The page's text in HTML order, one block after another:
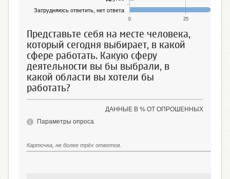
Затрудняюсь ответить, нет ответа
0 25
Представьте себя на месте человека,
который сегодня выбирает, в какой
сфере работать. Какую сферу
деятельности вы бы выбрали, в
какой области вы хотели бы
работать?
ДАННЫЕ В % ОТ ОПРОШЕННЫХ
Параметры опроса
Карточка, не более трёх ответов.